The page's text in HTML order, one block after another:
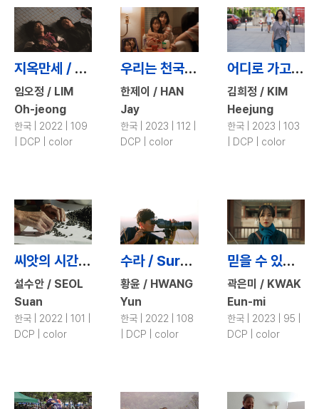
지옥만세 / Hail to Hell
임오정 / LIM
Oh-jeong
한국 | 2022 | 109
| DCP | color
우리는 천국에 갈 순 없지만 사랑은 할 수 있겠지(우.천.사) / No Heaven, But Love.
한제이 / HAN
Jay
한국 | 2023 | 112 |
DCP | color
어디로 가고 싶으신가요 / Where Would You Like to Go?
김희정 / KIM
Heejung
한국 | 2023 | 103
| DCP | color
씨앗의 시간 / Time of Seeds
설수안 / SEOL
Suan
한국 | 2022 | 101 |
DCP | color
수라 / Sura: A Love Song
황윤 / HWANG
Yun
한국 | 2022 | 108
| DCP | color
믿을 수 있는 사람 / A Tour Guide
곽은미 / KWAK
Eun-mi
한국 | 2023 | 95 |
DCP | color